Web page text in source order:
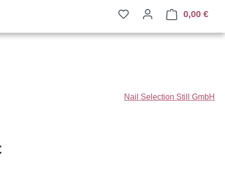
0,00 €
Nail Selection Still GmbH